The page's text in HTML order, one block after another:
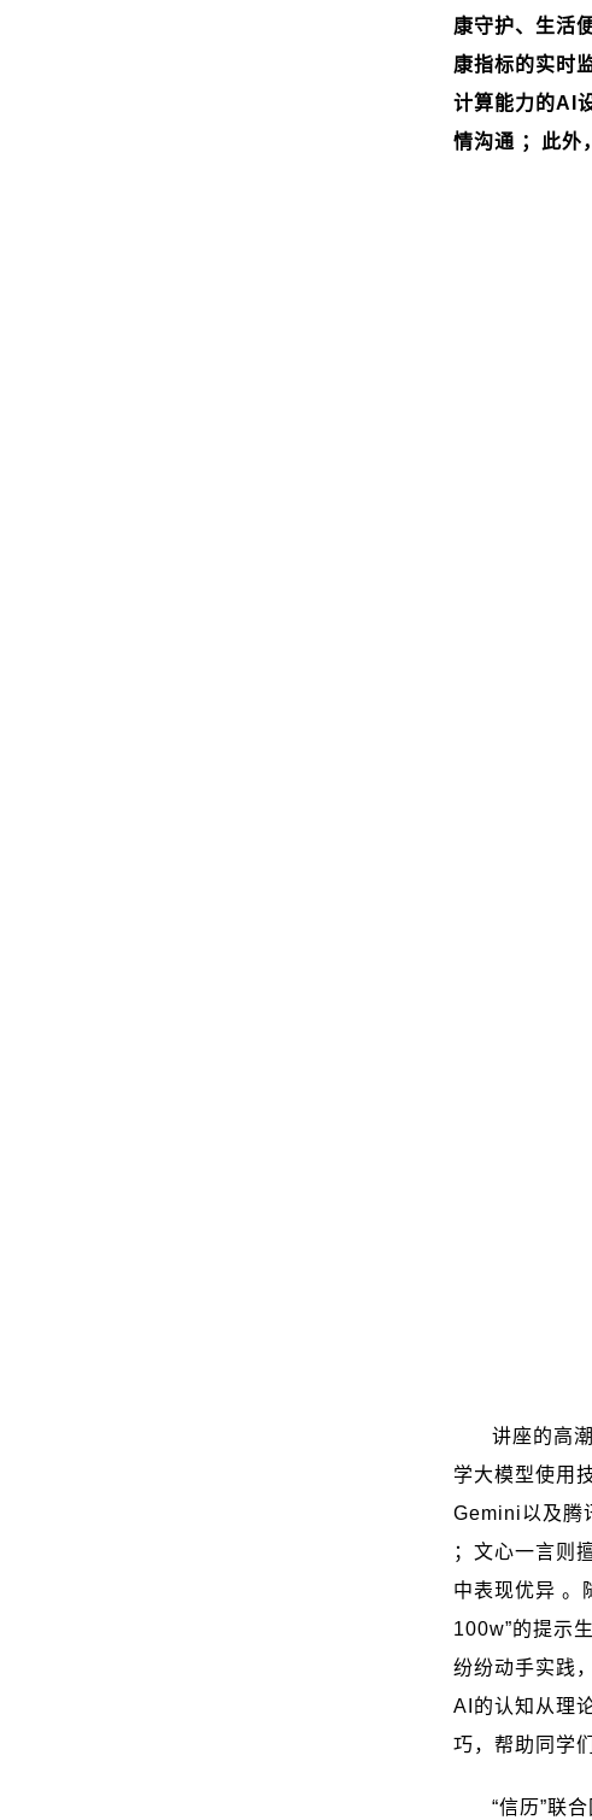
康守护、生活
康指标的实时
计算能力的AI
情沟通 ；此外，
讲座的高
学大模型使用
Gemini以及腾
；文心一言则
中表现优异 。
100w”的提示
纷纷动手实践
AI 的认知从理
巧，帮助同学
“信历”联合